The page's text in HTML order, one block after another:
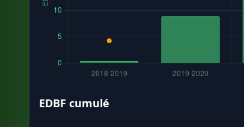
EDBF cumulé